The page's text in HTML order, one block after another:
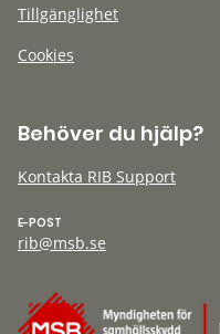
Tillgänglighet
Cookies
Behöver du hjälp?
Kontakta RIB Support
E-POST
rib@msb.se